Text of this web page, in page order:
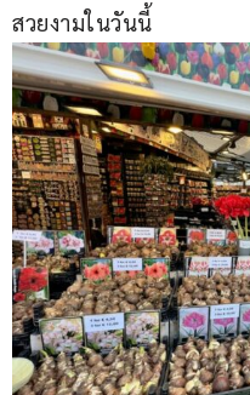
สวยงามในวันนี้